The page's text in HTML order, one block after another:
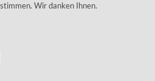
2026 Lumidora
Wir danken Ihnen.